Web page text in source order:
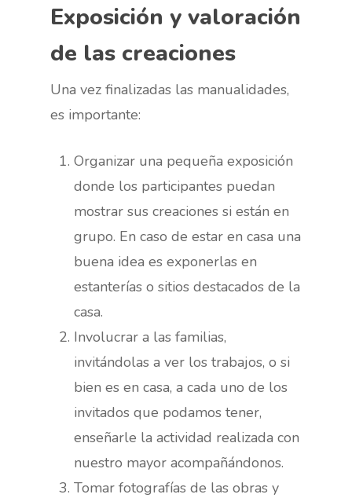
Exposición y valoración
de las creaciones
Una vez finalizadas las manualidades,
es importante:
Organizar una pequeña exposición
donde los participantes puedan
mostrar sus creaciones si están en
grupo. En caso de estar en casa una
buena idea es exponerlas en
estanterías o sitios destacados de la
casa.
Involucrar a las familias,
invitándolas a ver los trabajos, o si
bien es en casa, a cada uno de los
invitados que podamos tener,
enseñarle la actividad realizada con
nuestro mayor acompañándonos.
Tomar fotografías de las obras y